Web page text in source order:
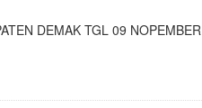
DEMAK TGL 09 NOPEMBER